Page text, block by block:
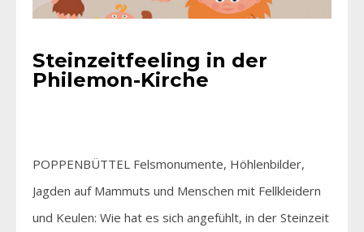
Steinzeitfeeling in der
Philemon-Kirche
POPPENBÜTTEL Felsmonumente, Höhlenbilder,
Jagden auf Mammuts und Menschen mit Fellkleidern
und Keulen: Wie hat es sich angefühlt, in der Steinzeit